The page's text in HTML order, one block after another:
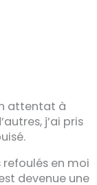
attentat à
j’ai pris
refoulés en moi
devenue une